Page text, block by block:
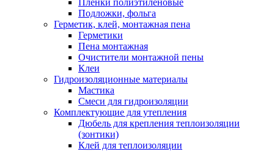
Подложки, фольга
Герметик, клей, монтажная пена
Герметики
Пена монтажная
Очистители монтажной пены
Клеи
Гидроизоляционные материалы
Мастика
Смеси для гидроизоляции
Комплектующие для утепления
Дюбель для крепления теплоизоляции
(зонтики)
Клей для теплоизоляции